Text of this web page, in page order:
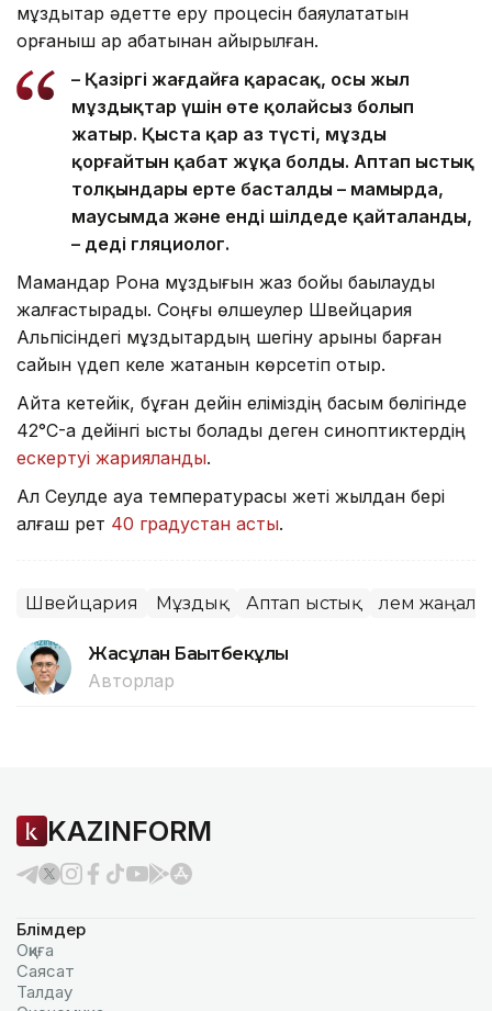
мұздықтар әдетте еру процесін баяулататын
қорғаныш қар қабатынан айырылған.
– Қазіргі жағдайға қарасақ, осы жыл
мұздықтар үшін өте қолайсыз болып
жатыр. Қыста қар аз түсті, мұзды
қорғайтын қабат жұқа болды. Аптап ыстық
толқындары ерте басталды – мамырда,
маусымда және енді шілдеде қайталанды,
– деді гляциолог.
Мамандар Рона мұздығын жаз бойы бақылауды
жалғастырады. Соңғы өлшеулер Швейцария
Альпісіндегі мұздықтардың шегіну қарқыны барған
сайын үдеп келе жатқанын көрсетіп отыр.
Айта кетейік, бұған дейін еліміздің басым бөлігінде
42°C-қа дейінгі ыстық болады деген синоптиктердің
ескертуі жарияланды.
Ал Сеулде ауа температурасы жеті жылдан бері
алғаш рет 40 градустан асты.
Швейцария Мұздық Аптап ыстық Әлем
Жасұлан Бақытбекұлы
Авторлар
KAZINFORM
Бөлімдер
Оқиға
Саясат
Талдау